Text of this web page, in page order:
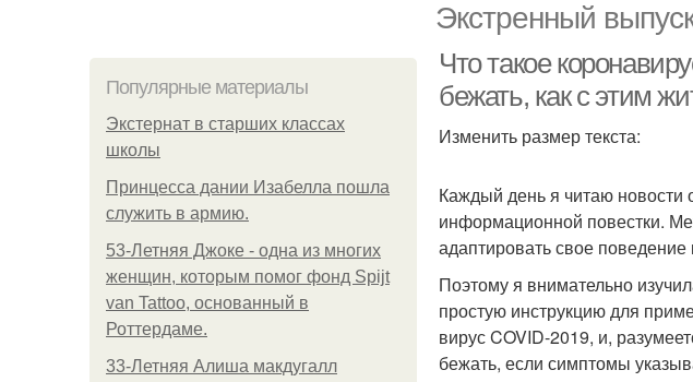
Экстренный
Популярные материалы
Экстернат в старших классах
школы
Принцесса дании Изабелла пошла
служить в армию.
53-Летняя Джоке - одна из многих
женщин, которым помог фонд Spijt
van Tattoo, основанный в
Роттердаме.
33-Летняя Алиша макдугалл
Что такое
бежать, как с этим
Изменить размер текста:
Каждый день я читаю новости
информационной повестки.
адаптировать свое
Поэтому я внимательно
простую инструкцию для
вирус COVID-2019, и,
бежать, если симптомы